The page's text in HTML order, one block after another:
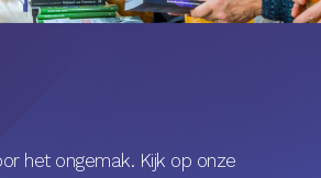
het ongemak. Kijk op onze